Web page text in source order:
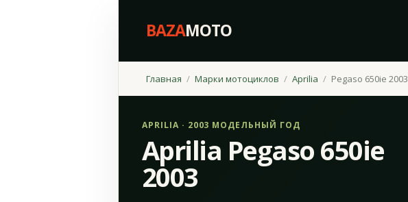
BAZAMOTO
Главная Марки мотоциклов Aprilia Pegaso 650ie 2003
APRILIA · 2003 МОДЕЛЬНЫЙ ГОД
Aprilia Pegaso 650ie
2003